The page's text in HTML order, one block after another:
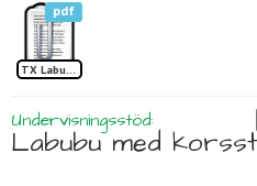
pdf
TX Labubu korsstygn
Undervisningsstöd:
Labubu med